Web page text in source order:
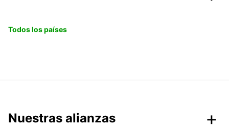
Todos los países
Nuestras alianzas